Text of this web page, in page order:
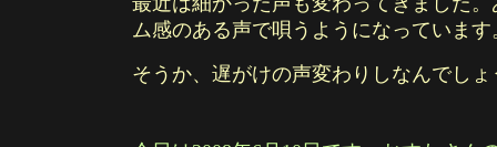
ム感のある声で唄うようになっています
そうか、遅がけの声変わりしなんでしょ